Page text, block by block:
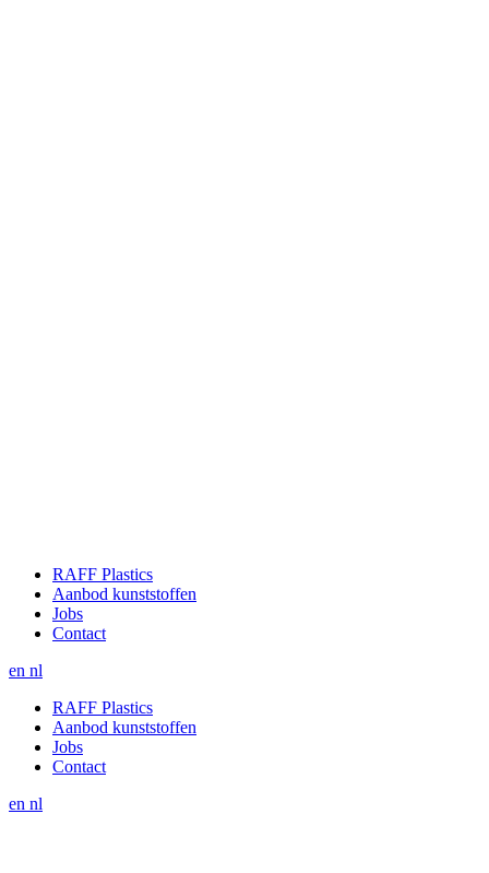
RAFF Plastics
Aanbod kunststoffen
Jobs
Contact
en nl
RAFF Plastics
Aanbod kunststoffen
Jobs
Contact
en nl